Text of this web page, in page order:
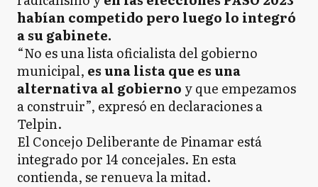
habían competido pero luego lo integró
a su gabinete.
“No es una lista oficialista del gobierno
municipal, es una lista que es una
alternativa al gobierno y que empezamos
a construir”, expresó en declaraciones a
Telpin.
El Concejo Deliberante de Pinamar está
integrado por 14 concejales. En esta
contienda, se renueva la mitad.